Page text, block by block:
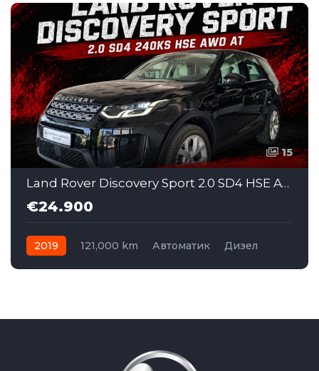
15
Land Rover Discovery Sport 2.0 SD4 HSE AWD AT (SAI002)
€24.900
2019 121,000 km Автоматик
Дизел